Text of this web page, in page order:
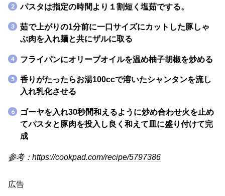
パスタは指定の時間より１割短く塩茹でする。
茹で上がりの1分前に一口サイズにカットした豚しゃ
ぶ肉を入れ麺と共にザルに取る
フライパンにオリーブオイルを温め柚子胡椒を炒める
香りがたったらお湯100ccで溶いたシャンタンを流し
入れ乳化させる
ゴーヤを入れ30秒間和えるように炒め合わせ火を止め
てパスタと豚肉を投入し良く和えて皿に盛り付けて完
成
参考：https://cookpad.com/recipe/5797386
広告